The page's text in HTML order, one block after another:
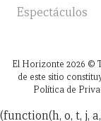
Espectáculos
El Horizonte 2026 ©
de este sitio
Política de
(function(h, o, t, j,